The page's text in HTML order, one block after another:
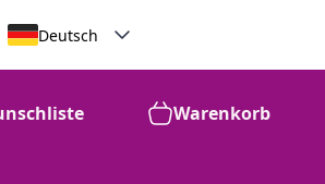
Deutsch
Warenkorb